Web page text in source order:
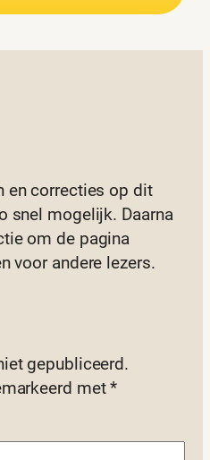
en correcties op dit
snel mogelijk. Daarna
om de pagina
voor andere lezers.
gepubliceerd.
met*